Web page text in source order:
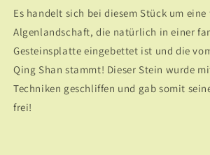
Es handelt sich bei diesem Stück um
Algenlandschaft, die natürlich in einer
Gesteinsplatte eingebettet ist und die
Qing Shan stammt! Dieser Stein wurde
Techniken geschliffen und gab somit
frei!